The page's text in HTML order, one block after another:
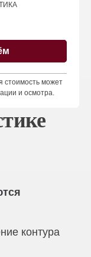
стоимость может
и осмотра.
контура